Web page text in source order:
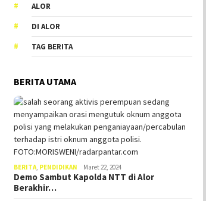
Daerah Tinggalkan Ruang
ALOR
DI ALOR
TAG BERITA
BERITA UTAMA
BERITA PENDIDIKAN Maret 22, 2024
Demo Sambut Kapolda NTT di Alor
Berakhir…